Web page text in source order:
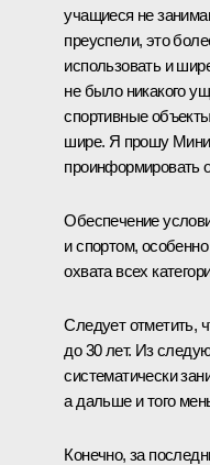
учащиеся не
преуспели, это
использовать и
не было никакого
спортивные
шире. Я прошу
проинформировать
Обеспечение
и спортом,
охвата всех
Следует отметить,
до 30 лет. Из
систематически
а дальше и того
Конечно, за